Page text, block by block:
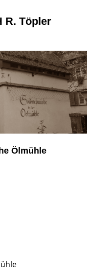
R. Töpler
Ölmühle